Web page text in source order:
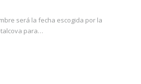
será la fecha escogida por la
para…